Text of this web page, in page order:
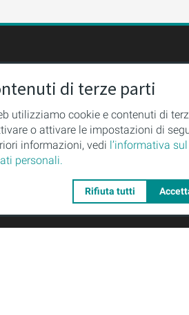
41
+49
+49
uv-
di terze parti
utilizziamo cookie e contenuti di
o attivare le impostazioni di
informazioni, vedi l’informativa sul
personali.
Rifiuta tutti